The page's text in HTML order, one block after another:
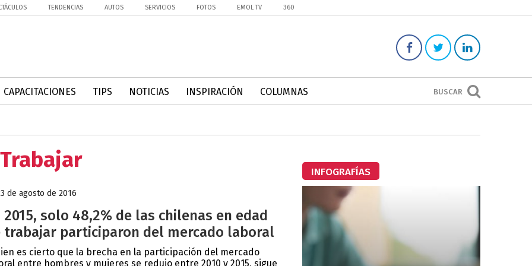
TENDENCIAS AUTOS SERVICIOS FOTOS EMOL TV 360
BUSCAR
CAPACITACIONES TIPS NOTICIAS INSPIRACIÓN COLUMNAS
de agosto de 2016
2015, solo 48,2% de las chilenas en edad
trabajar participaron del mercado laboral
es cierto que la brecha en la participación del mercado
entre hombres y mujeres se redujo entre 2010 y 2015, sigue
INFOGRAFÍAS